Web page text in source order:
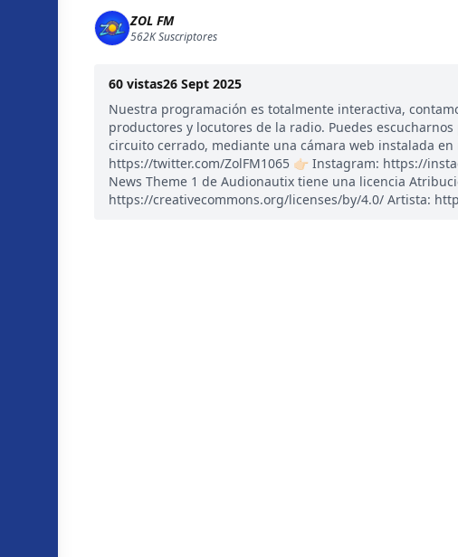
ZOL FM
562KSuscriptores
60 vistas26 Sept 2025
Nuestra programación es totalmente interactiva,
productores y locutores de la radio. Puedes
circuito cerrado, mediante una cámara web instalada en
https://twitter.com/ZolFM1065 👉🏻 Instagram: https://
News Theme 1 de Audionautix tiene una licencia
https://creativecommons.org/licenses/by/4.0/ Artista: